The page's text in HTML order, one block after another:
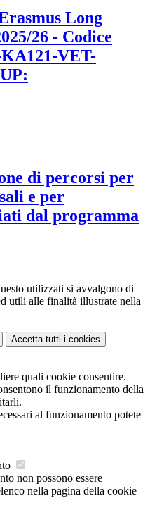
Long
26 - Codice
VET-
di percorsi per
e per
dal programma
utilizzati si avvalgono di
utili alle finalità illustrate nella
Accetta tutti i cookies
quali cookie consentire.
il funzionamento della
al funzionamento potete
non possono essere
nella pagina della cookie